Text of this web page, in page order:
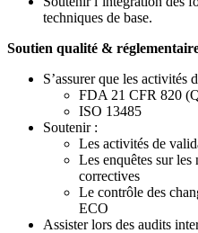
techniques de base.
Soutien qualité &
S’assurer que les activités
FDA 21 CFR 820
ISO 13485
Soutenir :
Les activités de
Les enquêtes sur
correctives
Le contrôle des
ECO
Assister lors des audits